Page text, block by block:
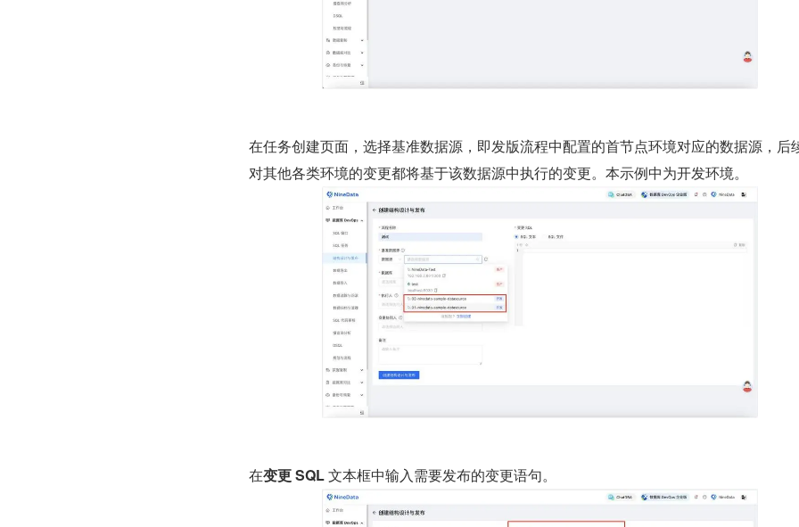
在任务创建页面，选择基准数据源，即发版流程中配置的首节点环境对应的数据源，后
对其他各类环境的变更都将基于该数据源中执行的变更。本示例中为开发环境。
在变更 SQL 文本框中输入需要发布的变更语句。